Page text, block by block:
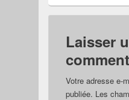
Laisser
Votre adresse e-
publiée. Les